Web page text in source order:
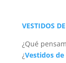
VESTIDOS
¿Qué
¿Vestidos